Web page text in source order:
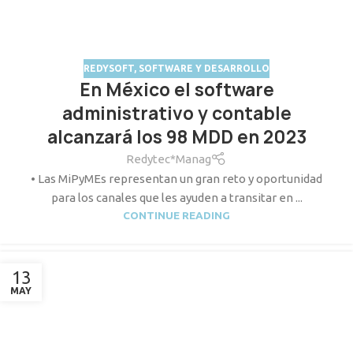
REDYSOFT SOFTWARE Y DESARROLLO
En México el software
administrativo y contable
alcanzará los 98 MDD en 2023
Redytec*Manag
• Las MiPyMEs representan un gran reto y oportunidad
para los canales que les ayuden a transitar en ...
CONTINUE READING
13
MAY